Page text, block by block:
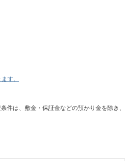
す。
件は、敷金・保証金などの預かり金を除き、